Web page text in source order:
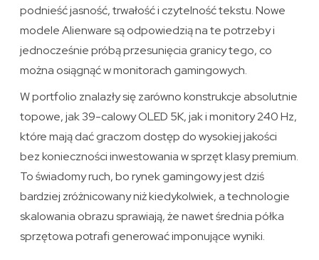
podnieść jasność, trwałość i czytelność tekstu. Nowe
modele Alienware są odpowiedzią na te potrzeby i
jednocześnie próbą przesunięcia granicy tego, co
można osiągnąć w monitorach gamingowych.
W portfolio znalazły się zarówno konstrukcje absolutnie
topowe, jak 39-calowy OLED 5K, jak i monitory 240 Hz,
które mają dać graczom dostęp do wysokiej jakości
bez konieczności inwestowania w sprzęt klasy premium.
To świadomy ruch, bo rynek gamingowy jest dziś
bardziej zróżnicowany niż kiedykolwiek, a technologie
skalowania obrazu sprawiają, że nawet średnia półka
sprzętowa potrafi generować imponujące wyniki.